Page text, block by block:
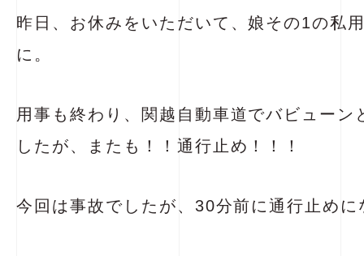
昨日、お休みをいただいて、娘その1の私
に。
用事も終わり、関越自動車道でバビューン
したが、またも！！通行止め！！！
今回は事故でしたが、30分前に通行止め